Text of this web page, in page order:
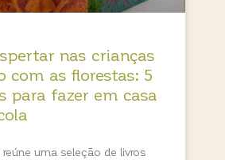
nas crianças
com as florestas: 5
para fazer em casa
uma seleção de livros